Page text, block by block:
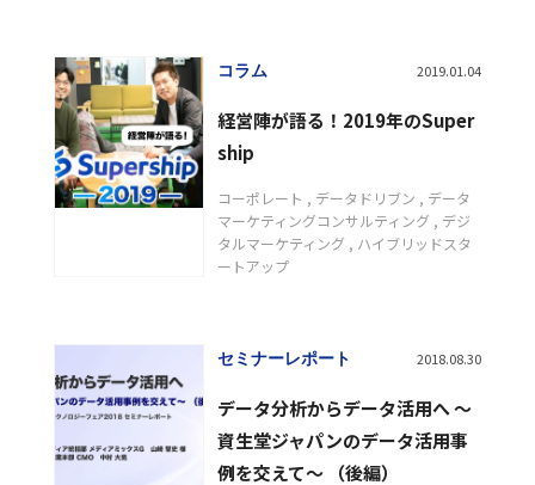
コラム 2019.01.04
経営陣が語る！2019年のSuper
ship
コーポレート データドリブン
データ
マーケティングコンサルティング
デジ
タルマーケティング
ハイブリッドスタ
ートアップ
セミナーレポート 2018.08.30
データ分析からデータ活用へ ～
資生堂ジャパンのデータ活用事
例を交えて～ （後編）